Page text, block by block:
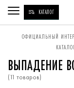
КАТАЛОГ
ВЫ
НАХОДИТЕСЬ
ЗДЕСЬ:
ОФИЦИАЛЬНЫЙ
ВЫПАДЕНИЕ
(11 товаров)